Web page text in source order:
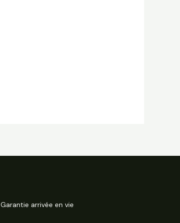
Garantie arrivée en vie